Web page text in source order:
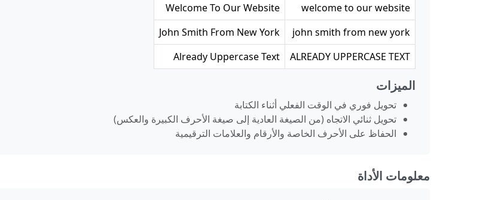
welcome to our website
Welcome To Our Website
john smith from new york
John Smith From New York
ALREADY UPPERCASE TEXT
Already Uppercase Text
الميزات
تحويل فوري في الوقت الفعلي أثناء الكتابة
تحويل ثنائي الاتجاه (من الصيغة العادية إلى صيغة الأحرف الكبيرة والعكس)
الحفاظ على الأحرف الخاصة والأرقام والعلامات الترقيمية
معلومات الأداة